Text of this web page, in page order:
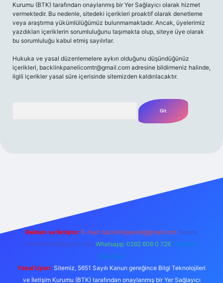
Kurumu (BTK) tarafından onaylanmış bir Yer Sağlayıcı olarak hizmet
vermektedir. Bu nedenle, sitedeki içerikleri proaktif olarak denetleme
veya araştırma yükümlülüğümüz bulunmamaktadır. Ancak, üyelerimiz
yazdıkları içeriklerin sorumluluğunu taşımakta olup, siteye üye olarak
bu sorumluluğu kabul etmiş sayılırlar.
Hukuka ve yasal düzenlemelere aykırı olduğunu düşündüğünüz
içerikleri, backlinkpanelicomtr@gmail.com adresine bildirmeniz halinde,
ilgili içerikler yasal süre içerisinde sitemizden kaldırılacaktır.
m elexbet
Reklam ve İletişim: E-mail: backlinkpaneli@gmail.com Teams:
forumhizmeti@gmail.com Whatsapp: 0262 606 0 726 Telegram:
@karabul
Yasal Uyarı: Sitemiz, 5651 Sayılı Kanun gereğince Bilgi Teknolojileri
ve İletişim Kurumu (BTK) tarafından onaylanmış bir Yer Sağlayıcı